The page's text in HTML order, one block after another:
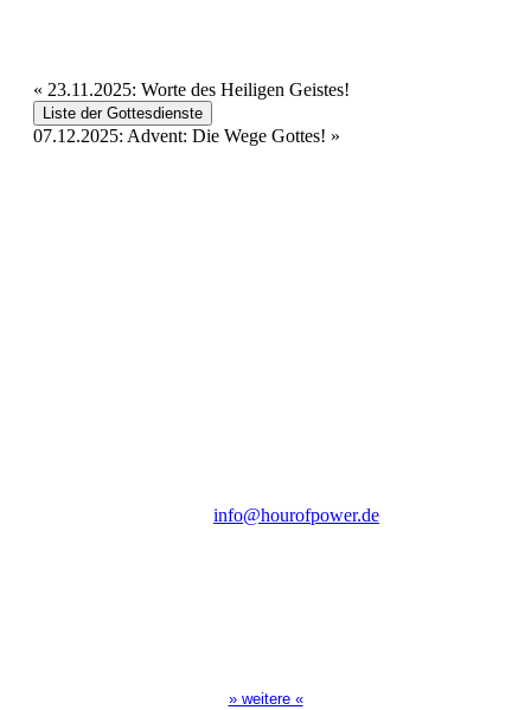
« 23.11.2025: Worte des Heiligen Geistes!
Liste der Gottesdienste
07.12.2025: Advent: Die Wege Gottes! »
info@hourofpower.de
» weitere «